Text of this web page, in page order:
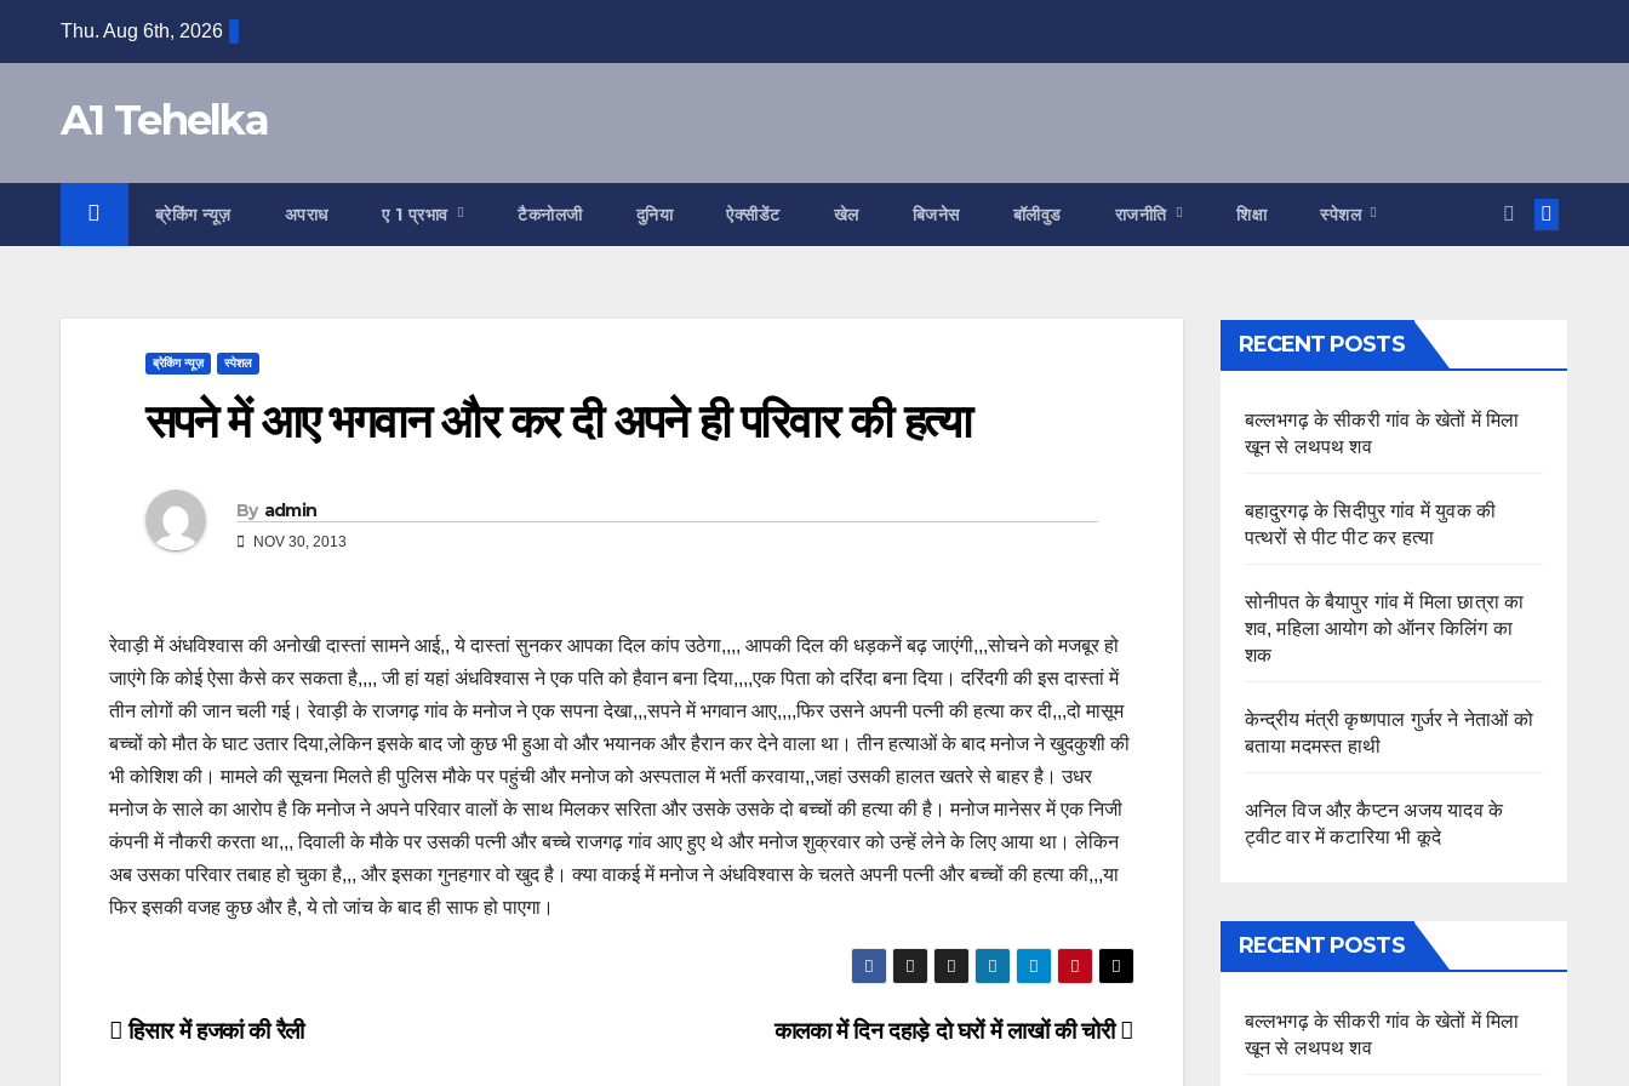
Thu. Aug 6th, 2026
A1 Tehelka
ब्रेकिंग न्यूज़ अपराध ए 1 प्रभाव टैकनोलजी दुनिया ऐक्सीडेंट खेल बिजनेस बॉलीवुड राजनीति शिक्षा स्पेशल
ब्रेकिंग न्यूज़ स्पेशल
सपने में आए भगवान और कर दी अपने ही परिवार की हत्या
By admin
NOV 30, 2013
रेवाड़ी में अंधविश्वास की अनोखी दास्तां सामने आई,, ये दास्तां सुनकर आपका दिल कांप उठेगा,,,, आपकी दिल की धड़कनें बढ़ जाएंगी,,,सोचने को मजबूर हो
जाएंगे कि कोई ऐसा कैसे कर सकता है,,,, जी हां यहां अंधविश्वास ने एक पति को हैवान बना दिया,,,,एक पिता को दरिंदा बना दिया। दरिंदगी की इस दास्तां में
तीन लोगों की जान चली गई। रेवाड़ी के राजगढ़ गांव के मनोज ने एक सपना देखा,,,सपने में भगवान आए,,,,फिर उसने अपनी पत्नी की हत्या कर दी,,,दो मासूम
बच्चों को मौत के घाट उतार दिया,लेकिन इसके बाद जो कुछ भी हुआ वो और भयानक और हैरान कर देने वाला था। तीन हत्याओं के बाद मनोज ने खुदकुशी की
भी कोशिश की। मामले की सूचना मिलते ही पुलिस मौके पर पहुंची और मनोज को अस्पताल में भर्ती करवाया,,जहां उसकी हालत खतरे से बाहर है। उधर
मनोज के साले का आरोप है कि मनोज ने अपने परिवार वालों के साथ मिलकर सरिता और उसके उसके दो बच्चों की हत्या की है। मनोज मानेसर में एक निजी
कंपनी में नौकरी करता था,,, दिवाली के मौके पर उसकी पत्नी और बच्चे राजगढ़ गांव आए हुए थे और मनोज शुक्रवार को उन्हें लेने के लिए आया था। लेकिन
अब उसका परिवार तबाह हो चुका है,,, और इसका गुनहगार वो खुद है। क्या वाकई में मनोज ने अंधविश्वास के चलते अपनी पत्नी और बच्चों की हत्या की,,,या
फिर इसकी वजह कुछ और है, ये तो जांच के बाद ही साफ हो पाएगा।
Post
कालका में दिन दहाड़े दो घरों में लाखों की चोरी
हिसार में हजकां की रैली
RECENT POSTS
बल्लभगढ़ के सीकरी गांव के खेतों में मिला
खून से लथपथ शव
बहादुरगढ़ के सिदीपुर गांव में युवक की
पत्थरों से पीट पीट कर हत्या
सोनीपत के बैयापुर गांव में मिला छात्रा का
शव, महिला आयोग को ऑनर किलिंग का
शक
केन्द्रीय मंत्री कृष्णपाल गुर्जर ने नेताओं को
बताया मदमस्त हाथी
अनिल विज औऱ कैप्टन अजय यादव के
ट्वीट वार में कटारिया भी कूदे
RECENT POSTS
बल्लभगढ़ के सीकरी गांव के खेतों में मिला
खून से लथपथ शव